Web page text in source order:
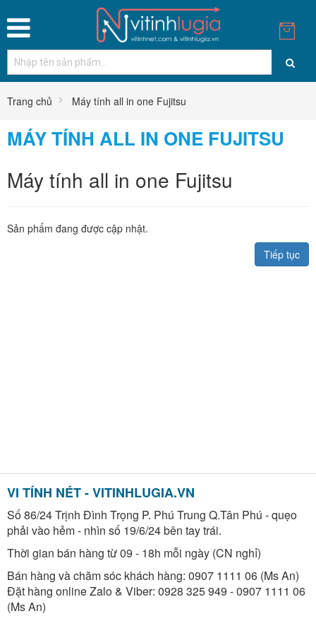
Trang chủ Máy tính all in one Fujitsu
MÁY TÍNH ALL IN ONE FUJITSU
Máy tính all in one Fujitsu
Sản phẩm đang được cập nhật.
Tiếp tục
VI TÍNH NÉT - VITINHLUGIA.VN
Số 86/24 Trịnh Đình Trọng P. Phú Trung Q.Tân Phú - quẹo
phải vào hẻm - nhìn số 19/6/24 bên tay trái.
Thời gian bán hàng từ 09 - 18h mỗi ngày (CN nghỉ)
Bán hàng và chăm sóc khách hàng: 0907 1111 06 (Ms An)
Đặt hàng online Zalo & Viber: 0928 325 949 - 0907 1111 06
(Ms An)